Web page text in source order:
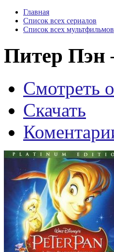
Главная
Список всех сериалов
Список всех мультфильмов
Питер Пэн
Смотреть
Скачать